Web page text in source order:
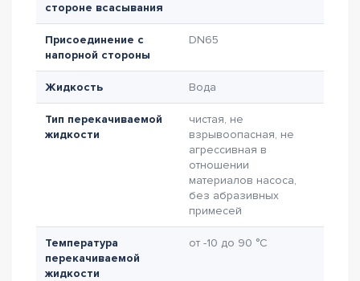
стороне всасывания
Присоединение с
напорной стороны
DN65
Жидкость Вода
Тип перекачиваемой
жидкости
чистая, не
взрывоопасная, не
агрессивная в
отношении
материалов насоса,
без абразивных
примесей
Температура
перекачиваемой
жидкости
от -10 до 90 °C